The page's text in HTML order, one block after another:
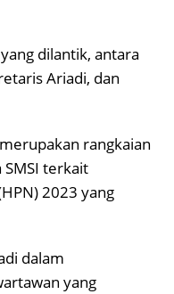
dilantik, antara
Ariadi, dan
rangkaian
SMSI terkait
2023 yang
dalam
yang